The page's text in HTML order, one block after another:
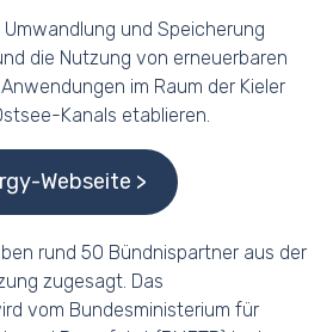
Umwandlung und Speicherung
die Nutzung von erneuerbaren
im Raum der Kieler
Kanals etablieren.
Webseite
rund 50 Bündnispartner aus der
zugesagt. Das
vom Bundesministerium für